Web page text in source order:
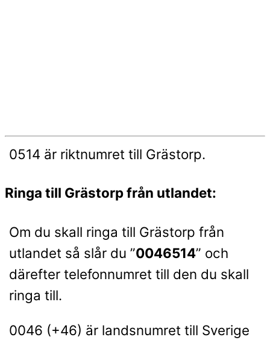
0514 är riktnumret till Grästorp.
Ringa till Grästorp från utlandet:
Om du skall ringa till Grästorp från
utlandet så slår du ”0046514” och
därefter telefonnumret till den du skall
ringa till.
0046 (+46) är landsnumret till Sverige